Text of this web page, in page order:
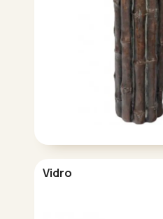
Vidro